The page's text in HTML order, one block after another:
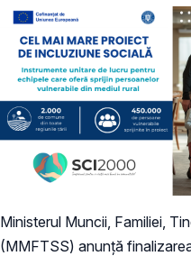
Ministerul Muncii, Familiei,
(MMFTSS) anunță